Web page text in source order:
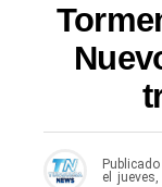
el